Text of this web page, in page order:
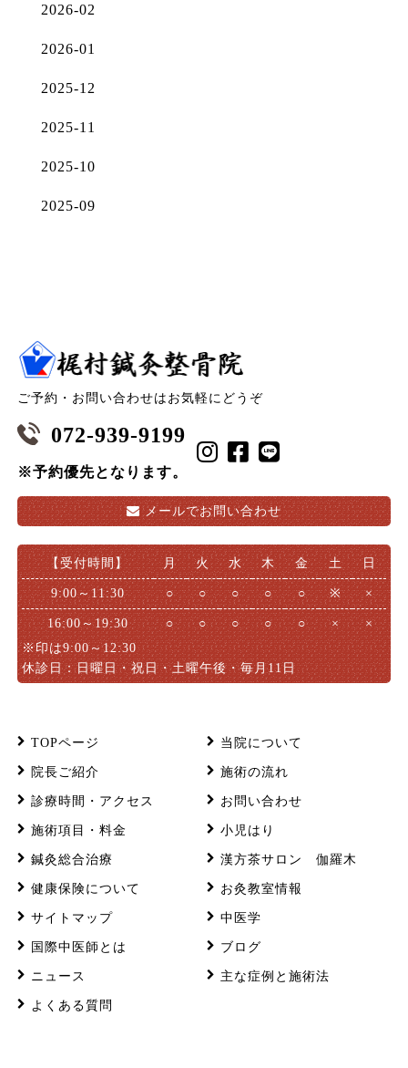
2026-02
2026-01
2025-12
2025-11
2025-10
2025-09
ご予約・お問い合わせはお気軽にどうぞ
072-939-9199
※予約優先となります。
メールでお問い合わせ
【受付時間】 月 火 水 木 金 土 日
9:00～11:30 ○ ○ ○ ○ ○ ※ ×
16:00～19:30 ○ ○ ○ ○ ○ ×
×
※印は9:00～12:30
休診日：日曜日・祝日・土曜午後・毎月11日
TOPページ 当院について
院長ご紹介 施術の流れ
診療時間・アクセス お問い合わせ
施術項目・料金 小児はり
鍼灸総合治療 漢方茶サロン 伽羅木
健康保険について お灸教室情報
サイトマップ 中医学
国際中医師とは ブログ
ニュース 主な症例と施術法
よくある質問